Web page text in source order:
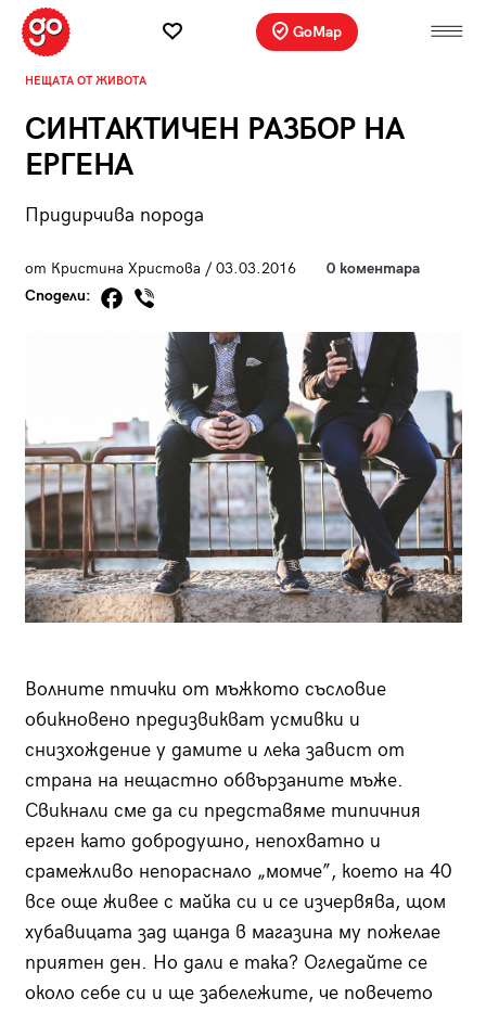
GoMap
НЕЩАТА ОТ ЖИВОТА
СИНТАКТИЧЕН РАЗБОР НА
ЕРГЕНА
Придирчива порода
от Кристина Христова / 03.03.2016
0 коментара
Сподели:
Волните птички от мъжкото съсловие
обикновено предизвикват усмивки и
снизхождение у дамите и лека завист от
страна на нещастно обвързаните мъже.
Свикнали сме да си представяме типичния
ерген като добродушно, непохватно и
срамежливо непораснало „момче”, което на 40
все още живее с майка си и се изчервява, щом
хубавицата зад щанда в магазина му пожелае
приятен ден. Но дали е така? Огледайте се
около себе си и ще забележите, че повечето